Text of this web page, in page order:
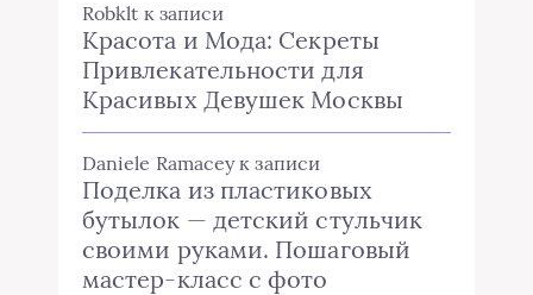
Robklt к записи
Красота и Мода: Секреты
Привлекательности для
Красивых Девушек Москвы
Daniele Ramaceyк записи
Поделка из пластиковых
бутылок — детский стульчик
своими руками. Пошаговый
мастер-класс с фото